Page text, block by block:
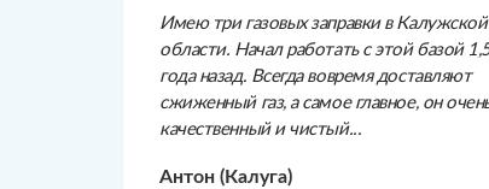
Имею три газовых заправки в Калужской
области. Начал работать с этой базой
года назад. Всегда вовремя доставляют
сжиженный газ, а самое главное, он
качественный и чистый...
Антон (Калуга)